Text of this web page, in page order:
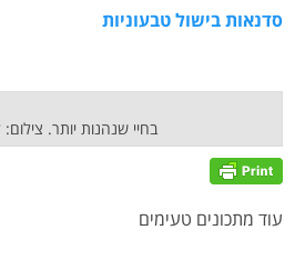
סדנאות בישול טבעוניות
בחיי שנהנות יותר.
עוד מתכונים טעימים